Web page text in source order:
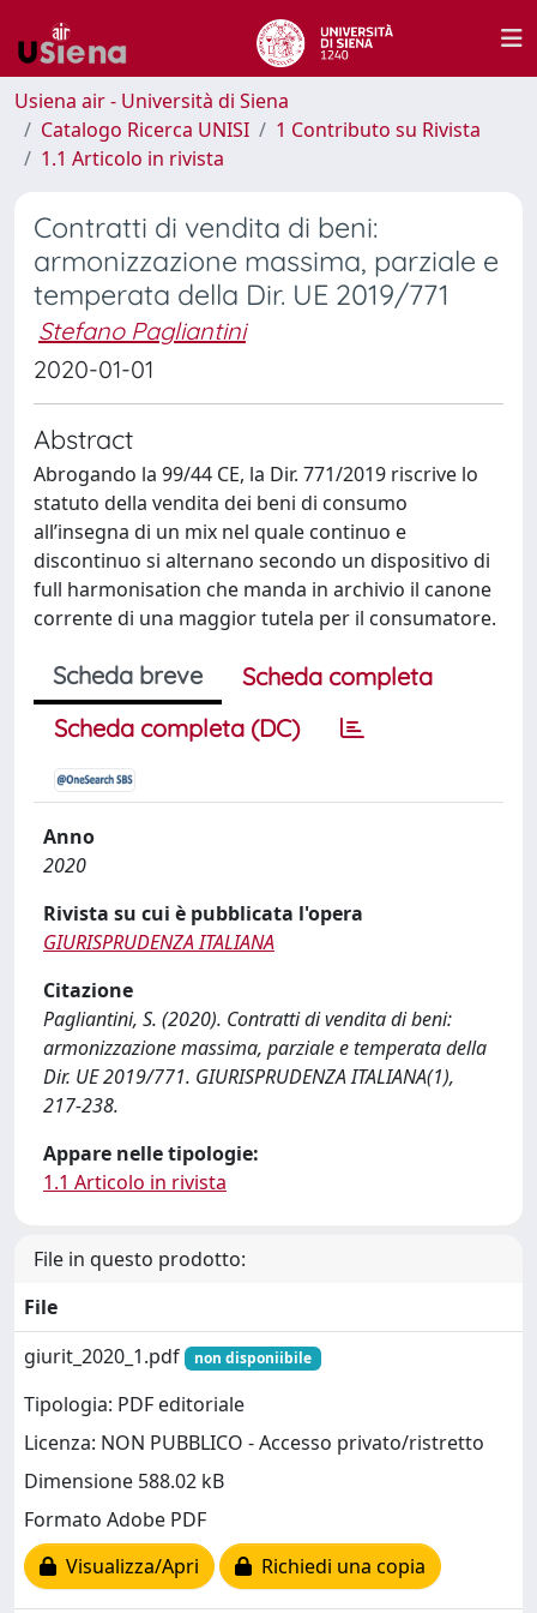
Usiena air - Università di Siena
Catalogo Ricerca UNISI
1 Contributo su Rivista
1.1 Articolo in rivista
Contratti di vendita di beni:
armonizzazione massima, parziale e
temperata della Dir. UE 2019/771
Stefano Pagliantini
2020-01-01
Abstract
Abrogando la 99/44 CE, la Dir. 771/2019 riscrive lo
statuto della vendita dei beni di consumo
all’insegna di un mix nel quale continuo e
discontinuo si alternano secondo un dispositivo di
full harmonisation che manda in archivio il canone
corrente di una maggior tutela per il consumatore.
Scheda breve
Scheda completa
Scheda completa (DC)
Anno
2020
Rivista su cui è pubblicata l'opera
GIURISPRUDENZA ITALIANA
Citazione
Pagliantini, S. (2020). Contratti di vendita di beni:
armonizzazione massima, parziale e temperata della
Dir. UE 2019/771. GIURISPRUDENZA ITALIANA(1),
217-238.
Appare nelle tipologie:
1.1 Articolo in rivista
File in questo prodotto:
File
giurit_2020_1.pdf
non disponiibile
Tipologia: PDF editoriale
Licenza: NON PUBBLICO - Accesso privato/ristretto
Dimensione 588.02 kB
Formato Adobe PDF
Visualizza/Apri
Richiedi una copia